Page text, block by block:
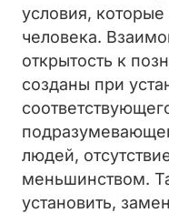
условия,
человека.
открытость к
созданы при
людей,
меньшинством.
установить,